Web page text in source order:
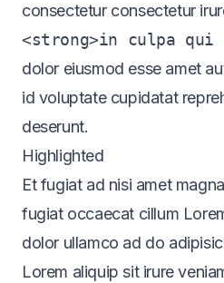
consectetur consectetur
<strong>in culpa
dolor eiusmod esse amet
id voluptate cupidatat
deserunt.
Highlighted
Et fugiat ad nisi amet
fugiat occaecat cillum
dolor ullamco ad do
Lorem aliquip sit irure